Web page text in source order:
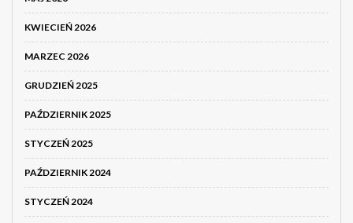
KWIECIEŃ 2026
MARZEC 2026
GRUDZIEŃ 2025
PAŹDZIERNIK 2025
STYCZEŃ 2025
PAŹDZIERNIK 2024
STYCZEŃ 2024